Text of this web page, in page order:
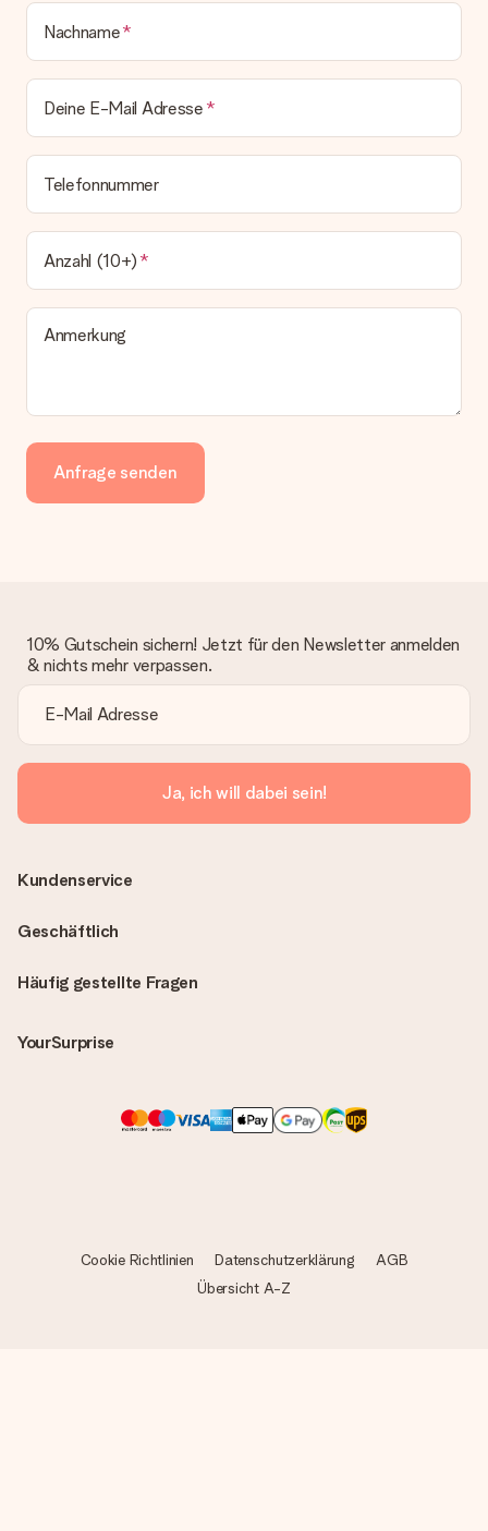
Nachname
Deine E-Mail Adresse
Telefonnummer
Anzahl (10+)
Anmerkung
Anfrage senden
10% Gutschein sichern! Jetzt für den Newsletter anmelden
& nichts mehr verpassen.
Ja, ich will dabei sein!
Häufig gestellte Fragen
YourSurprise
Kundenservice
Geschäftlich
Cookie Richtlinien Datenschutzerklärung
AGB
Übersicht A-Z